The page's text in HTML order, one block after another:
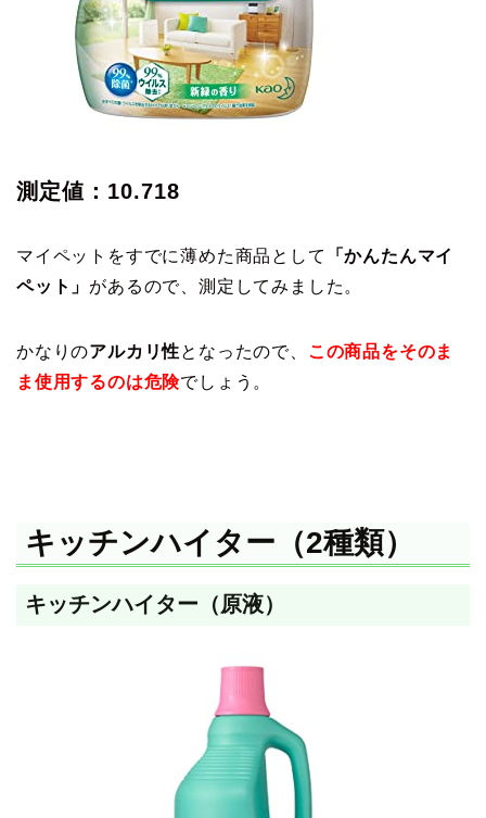
測定値：10.718
マイペットをすでに薄めた商品として
「かんたんマイ
ペット」 があるので、測定してみました。
かなりのアルカリ性となったので、
この商品をそのま
ま使用するのは危険でしょう。
キッチンハイター（2種類）
キッチンハイター（原液）